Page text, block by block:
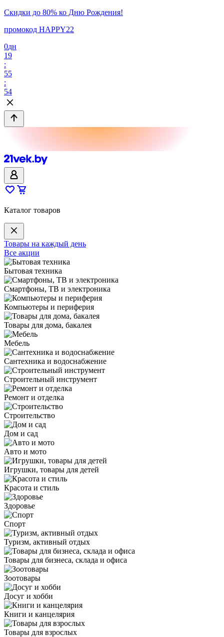
Скидки до 80% ко Дню Рождения!
промокод HAPPY22
0дн
19
:
55
:
54
Каталог товаров
Товары на каждый день
Все акции
Бытовая техника
Смартфоны, ТВ и электроника
Компьютеры и периферия
Товары для дома, бакалея
Мебель
Сантехника и водоснабжение
Строительный инструмент
Ремонт и отделка
Строительство
Дом и сад
Авто и мото
Игрушки, товары для детей
Красота и стиль
Здоровье
Спорт
Туризм, активный отдых
Товары для бизнеса, склада и офиса
Зоотовары
Досуг и хобби
Книги и канцелярия
Товары для взрослых